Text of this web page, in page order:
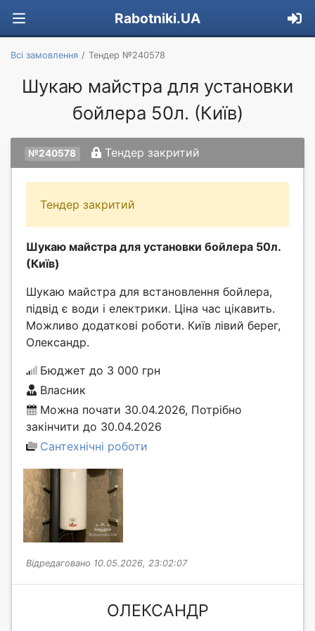
Rabotniki.UA
Всі замовлення Тендер №240578
Шукаю майстра для установки
бойлера 50л. (Київ)
№240578 Тендер закритий
Тендер закритий
Шукаю майстра для установки бойлера 50л.
(Київ)
Шукаю майстра для встановлення бойлера,
підвід є води і електрики. Ціна час цікавить.
Можливо додаткові роботи. Київ лівий берег,
Олександр.
Бюджет до 3 000 грн
Власник
Можна почати 30.04.2026, Потрібно
закінчити до 30.04.2026
Сантехнічні роботи
Відредаговано 10.05.2026, 23:02:07
ОЛЕКСАНДР